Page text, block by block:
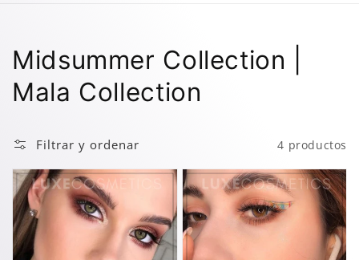
Colección:
Midsummer Collection |
Mala Collection
Filtrar y ordenar 4 productos